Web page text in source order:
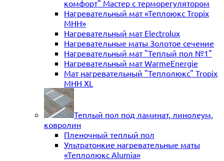
комфорт" Мастер с терморегулятором
Нагревательный мат «Теплоюкс Tropix
MHH»
Нагревательный мат Electrolux
Нагревательные маты Золотое сечение
Нагревательный мат "Теплый пол №1"
Нагревательный мат WarmeEnergie
Мат нагревательный "Теплолюкс" Tropix
МНН XL
Теплый пол под ламинат, линолеум,
ковролин
Пленочный теплый пол
Ультратонкие нагревательные маты
«Теплолюкс Alumia»